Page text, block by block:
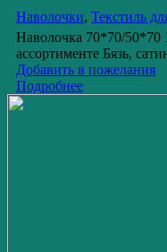
Наволочки, Текстиль
Наволочка 70*70/50*70
ассортименте Бязь,
Добавить в пожелания
Подробнее